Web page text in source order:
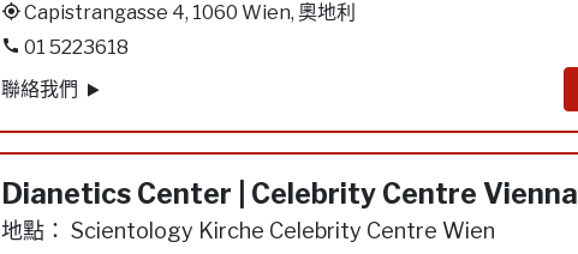
Capistrangasse 4, 1060 Wien, 奧地利
01 5223618
聯絡我們
Dianetics Center | Celebrity Centre Vienna
地點： Scientology Kirche Celebrity Centre Wien